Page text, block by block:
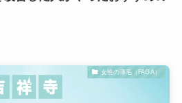
女性の薄毛（FAGA）